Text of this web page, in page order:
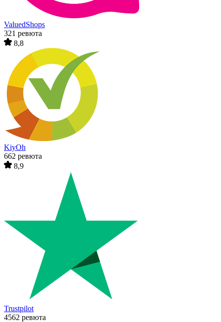
ValuedShops
321 ревюта
8,8
KiyOh
662 ревюта
8,9
Trustpilot
4562 ревюта